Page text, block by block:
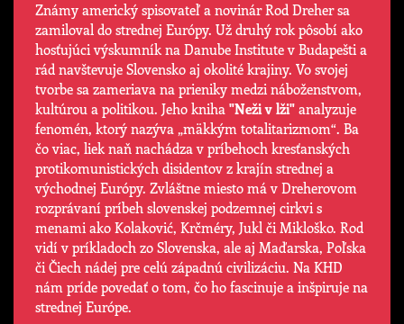
Známy americký spisovateľ a novinár Rod Dreher sa
zamiloval do strednej Európy. Už druhý rok pôsobí ako
hosťujúci výskumník na Danube Institute v Budapešti a
rád navštevuje Slovensko aj okolité krajiny. Vo svojej
tvorbe sa zameriava na prieniky medzi náboženstvom,
kultúrou a politikou. Jeho kniha "Neži v lži" analyzuje
fenomén, ktorý nazýva „mäkkým totalitarizmom“. Ba
čo viac, liek naň nachádza v príbehoch kresťanských
protikomunistických disidentov z krajín strednej a
východnej Európy. Zvláštne miesto má v Dreherovom
rozprávaní príbeh slovenskej podzemnej cirkvi s
menami ako Kolaković, Krčméry, Jukl či Mikloško. Rod
vidí v príkladoch zo Slovenska, ale aj Maďarska, Poľska
či Čiech nádej pre celú západnú civilizáciu. Na KHD
nám príde povedať o tom, čo ho fascinuje a inšpiruje na
strednej Európe.